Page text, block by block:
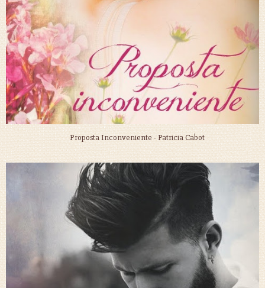
Proposta Inconveniente - Patricia Cabot